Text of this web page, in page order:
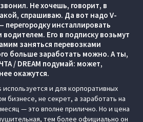
Не хочешь, говорит, в
спрашиваю. Да вот надо V-
перегородку инсталлировать
Его в подписку возьмут
заняться перевозками
больше заработать можно. А ты,
/ DREAM подумай: может,
окажутся.
используется и для корпоративных
бизнесе, не секрет, а заработать на
— это вполне прилично. Но и цена
тем более официально он